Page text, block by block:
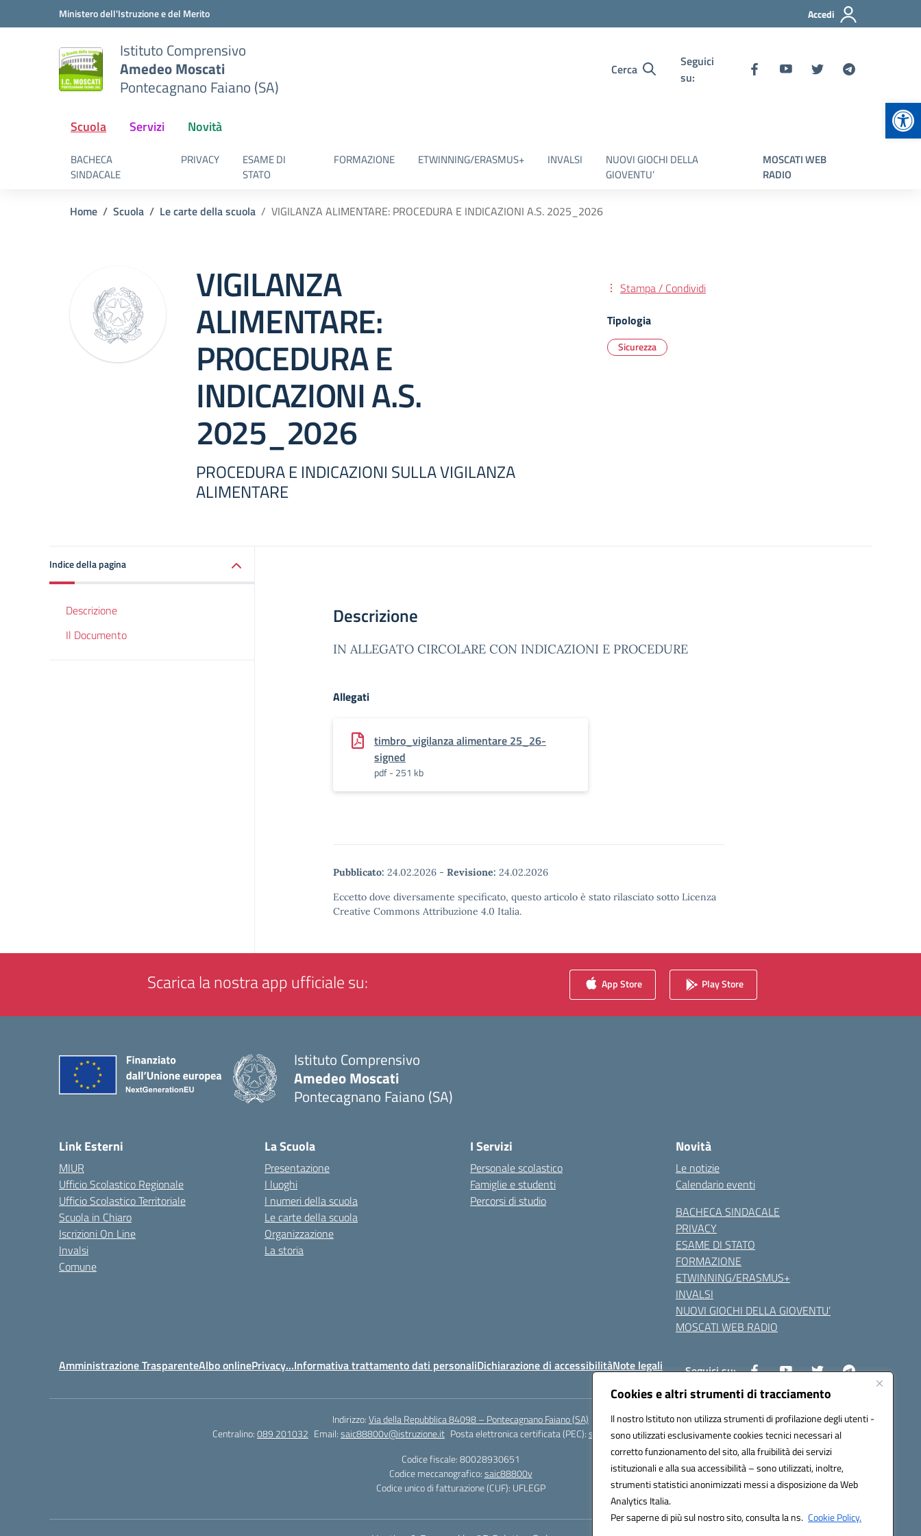
Cookies e altri strumenti di tracciamento
Il nostro Istituto non utilizza strumenti di profilazione degli utenti -
sono utilizzati esclusivamente cookies tecnici necessari al
corretto funzionamento del sito, alla fruibilità dei servizi
istituzionali e alla sua accessibilità – sono utilizzati, inoltre,
strumenti statistici anonimizzati messi a disposizione da Web
Analytics Italia.
Per saperne di più sul nostro sito, consulta la ns. Cookie Policy.
Vai ai contenuti
Vai al menu di navigazioneMinistero dell'Istruzione e del Merito Accedi
Istituto Comprensivo
Amedeo Moscati
Pontecagnano Faiano (SA)
Cerca
Seguici
su:
Scuola Servizi Novità
BACHECA
SINDACALE
PRIVACY
ESAME DI
STATO
FORMAZIONE ETWINNING/ERASMUS+ INVALSI
NUOVI GIOCHI DELLA
GIOVENTU’
MOSCATI WEB
RADIO
Home Scuola Le carte della scuola VIGILANZA ALIMENTARE: PROCEDURA E INDICAZIONI A.S. 2025_2026
VIGILANZA
ALIMENTARE:
PROCEDURA E
INDICAZIONI A.S.
2025_2026
PROCEDURA E INDICAZIONI SULLA VIGILANZA
ALIMENTARE
Stampa / Condividi
Tipologia
Sicurezza
Indice della pagina
Descrizione
Il Documento
Descrizione
IN ALLEGATO CIRCOLARE CON INDICAZIONI E PROCEDURE
Allegati
timbro_vigilanza alimentare 25_26-
signed
pdf - 251 kb
Pubblicato: 24.02.2026 - Revisione: 24.02.2026
Eccetto dove diversamente specificato, questo articolo è stato rilasciato sotto Licenza
Creative Commons Attribuzione 4.0 Italia.
Scarica la nostra app ufficiale su: App Store Play Store
Istituto Comprensivo
Amedeo Moscati
Pontecagnano Faiano (SA)
Link Esterni
MIUR
Ufficio Scolastico Regionale
Ufficio Scolastico Territoriale
Scuola in Chiaro
Iscrizioni On Line
Invalsi
Comune
La Scuola
Presentazione
I luoghi
I numeri della scuola
Le carte della scuola
Organizzazione
La storia
I Servizi
Personale scolastico
Famiglie e studenti
Percorsi di studio
Novità
Le notizie
Calendario eventi
BACHECA SINDACALE
PRIVACY
ESAME DI STATO
FORMAZIONE
ETWINNING/ERASMUS+
INVALSI
NUOVI GIOCHI DELLA GIOVENTU’
MOSCATI WEB RADIO
Amministrazione TrasparenteAlbo onlinePrivacy…Informativa trattamento dati personaliDichiarazione di accessibilitàNote legali Seguici su:
Indirizzo:Via della Repubblica 84098 – Pontecagnano Faiano (SA)
Centralino:089 201032 Email:saic88800v@istruzione.it Posta elettronica certificata (PEC):saic88800v@pec.istruzione.it
Codice fiscale: 80028930651
Codice meccanografico:saic88800v
Codice unico di fatturazione (CUF): UFLEGP